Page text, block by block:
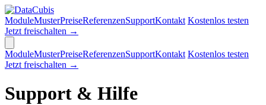
ModuleMusterPreiseReferenzenSupportKontakt Kostenlos testen
Jetzt freischalten →
ModuleMusterPreiseReferenzenSupportKontakt Kostenlos testen
Jetzt freischalten →
Support & Hilfe